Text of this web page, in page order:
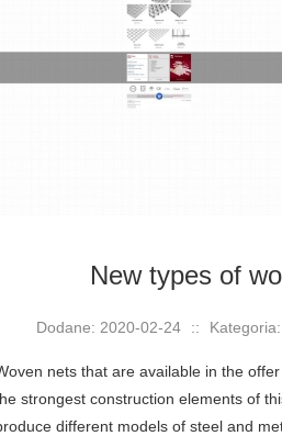
New types of
Dodane: 2020-02-24 ::
nets that are available in the
strongest construction elements of
different models of steel and